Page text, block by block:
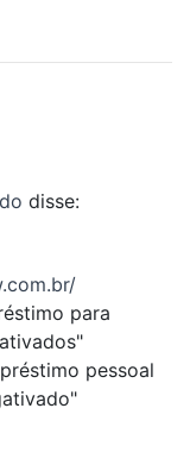
disse:
para
pessoal